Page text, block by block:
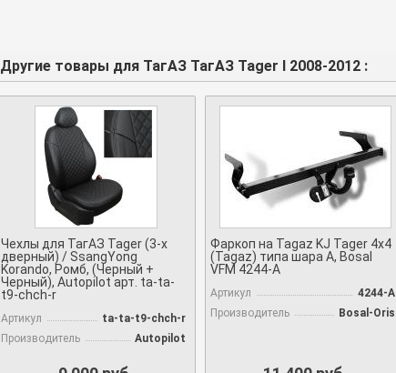
Другие товары для ТагАЗ ТагАЗ Tager I 2008-2012 :
Чехлы для ТагАЗ Tager (3-х
дверный) / SsangYong
Korando, Ромб, (Черный +
Черный), Autopilot арт. ta-ta-
t9-chch-r
Артикул
ta-ta-t9-chch-r
Производитель
Autopilot
Фаркоп на Tagaz KJ Tager 4x4
(Tagaz) типа шара A, Bosal
VFM 4244-A
Артикул
4244-A
Производитель
Bosal-Oris